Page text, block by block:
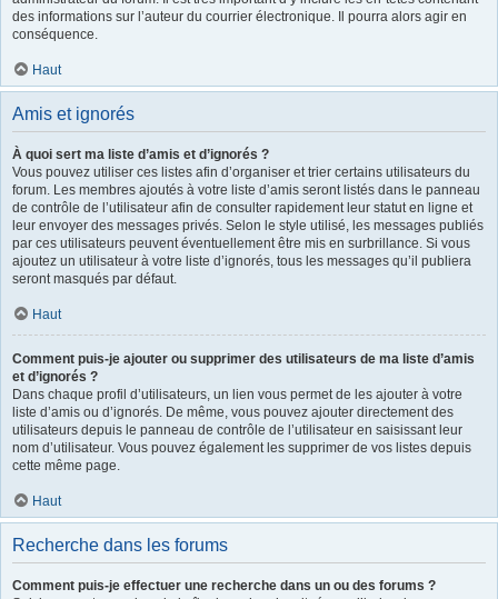
des informations sur l’auteur du courrier électronique. Il pourra alors agir en
conséquence.
Haut
Amis et ignorés
À quoi sert ma liste d’amis et d’ignorés ?
Vous pouvez utiliser ces listes afin d’organiser et trier certains utilisateurs du
forum. Les membres ajoutés à votre liste d’amis seront listés dans le panneau
de contrôle de l’utilisateur afin de consulter rapidement leur statut en ligne et
leur envoyer des messages privés. Selon le style utilisé, les messages publiés
par ces utilisateurs peuvent éventuellement être mis en surbrillance. Si vous
ajoutez un utilisateur à votre liste d’ignorés, tous les messages qu’il publiera
seront masqués par défaut.
Haut
Comment puis-je ajouter ou supprimer des utilisateurs de ma liste d’amis
et d’ignorés ?
Dans chaque profil d’utilisateurs, un lien vous permet de les ajouter à votre
liste d’amis ou d’ignorés. De même, vous pouvez ajouter directement des
utilisateurs depuis le panneau de contrôle de l’utilisateur en saisissant leur
nom d’utilisateur. Vous pouvez également les supprimer de vos listes depuis
cette même page.
Haut
Recherche dans les forums
Comment puis-je effectuer une recherche dans un ou des forums ?